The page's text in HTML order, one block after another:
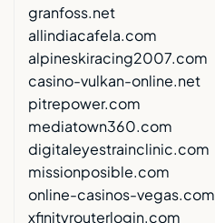
granfoss.net
allindiacafela.com
alpineskiracing2007.com
casino-vulkan-online.net
pitrepower.com
mediatown360.com
digitaleyestrainclinic.com
missionposible.com
online-casinos-vegas.com
xfinityrouterlogin.com